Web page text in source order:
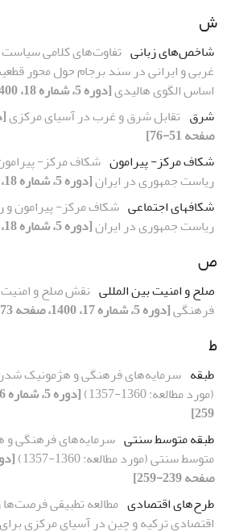
ش
شاخص‌های زبانی تفاوت‌های کلامی
غربی و ایرانی در سند برجام حول محور
اساس الگوی هالیدی[دوره 5، شماره 18، 1400، صفحه 155-166]
شرق تقابل شرق و غرب در آسیای مرکزی
صفحه 51-76]
شکاف مرکز- پیرامون شکاف مرکز-
ریاست جمهوری در ایران[دوره 5، شماره 18، 1400، صفحه 135-154]
شکافهای اجتماعی شکاف مرکز- پیرامون و
ریاست جمهوری در ایران[دوره 5، شماره 18، 1400، صفحه 135-154]
ص
صلح و امنیت بین المللی نقش صلح و امنیت
فرهنگی[دوره 5، شماره 17، 1400، صفحه 73-87]
ط
طبقه سرمایه‌های فرهنگی و هژمونیک
(مورد مطالعه: 1360-1357)
259]
طبقه متوسط سنتی سرمایه‌های فرهنگی
متوسط سنتی (مورد مطالعه: 1360-1357)
صفحه 239-259]
طرح‌های اقتصادی مطالعه تطبیقی
اقتصادی ترکیه و چین در آسیای ‌مرکزی